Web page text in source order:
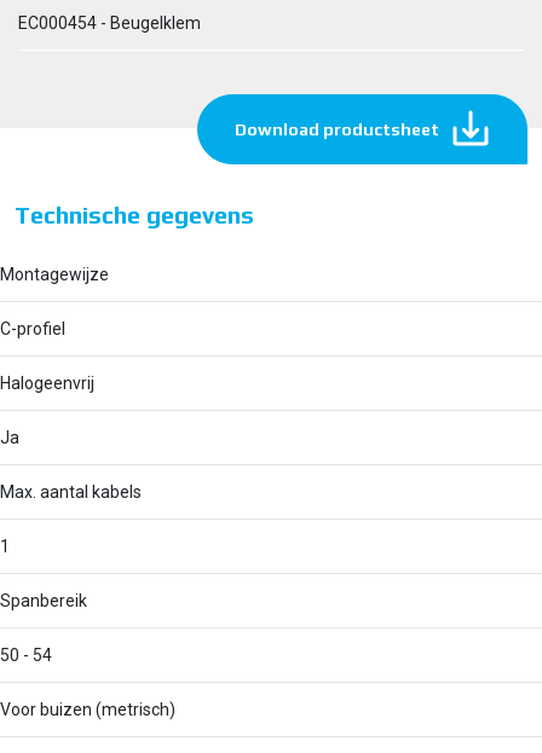
EC000454 - Beugelklem
Download productsheet
Technische gegevens
Montagewijze
C-profiel
Halogeenvrij
Ja
Max. aantal kabels
1
Spanbereik
50 - 54
Voor buizen (metrisch)